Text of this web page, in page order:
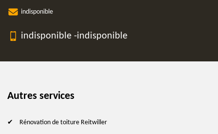
indisponible
indisponible -indisponible
Autres services
Rénovation de toiture Reitwiller